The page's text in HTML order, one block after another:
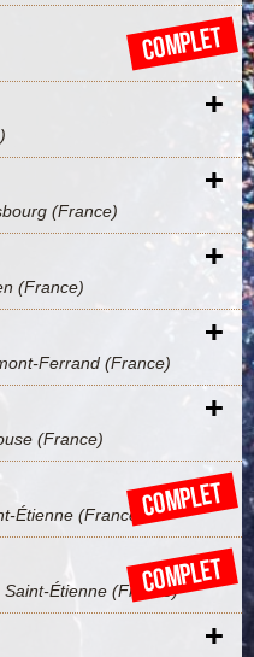
+
COMPLET
+
(France) +
(France) +
Ferrand (France) +
(France) +
Étienne (France) +
COMPLET
Saint-Étienne (France) +
COMPLET
+